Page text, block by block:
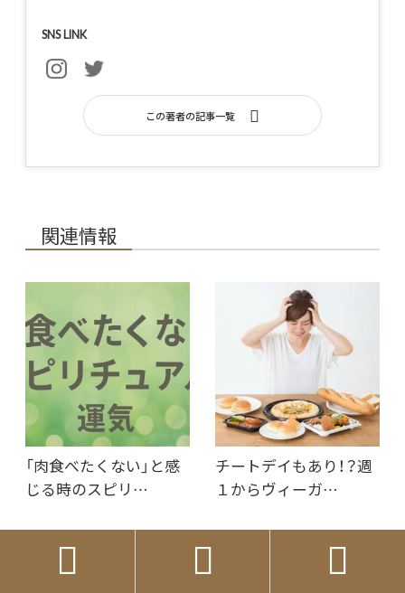
SNS LINK
この著者の記事一覧
関連情報
「肉食べたくない」と感
じる時のスピリ…
チートデイもあり！？週
１からヴィーガ…
  